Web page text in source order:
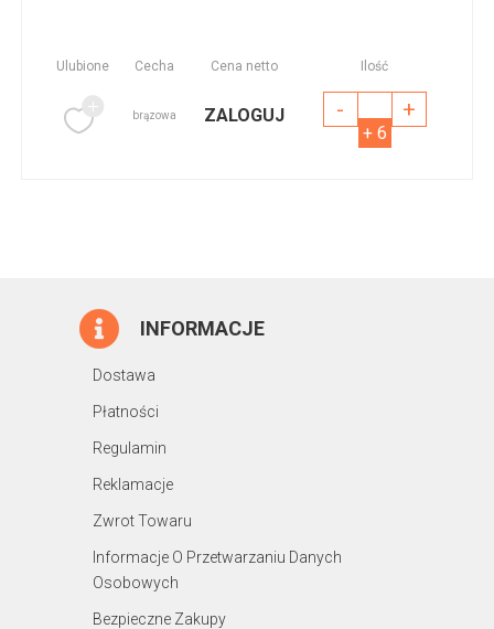
Ulubione Cecha Cena netto Ilość
brązowa ZALOGUJ - +
+ 6
INFORMACJE
Dostawa
Płatności
Regulamin
Reklamacje
Zwrot Towaru
Informacje O Przetwarzaniu Danych
Osobowych
Bezpieczne Zakupy